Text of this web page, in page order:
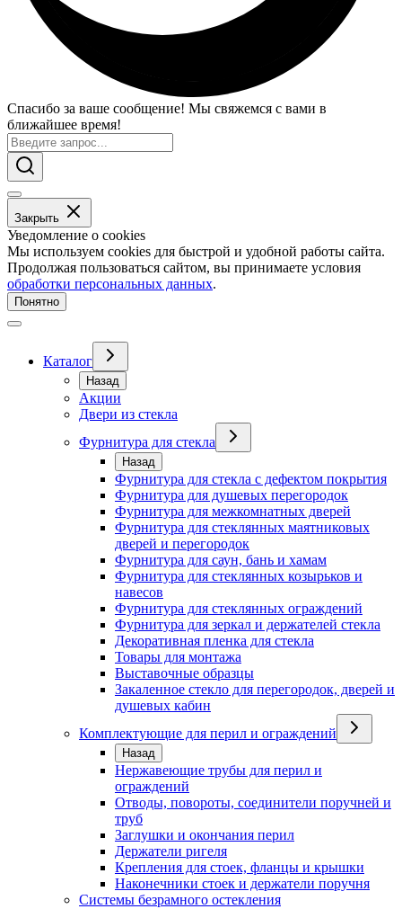
Спасибо за ваше сообщение! Мы свяжемся с вами в
ближайшее время!
Закрыть
Уведомление о cookies
Мы используем cookies для быстрой и удобной работы сайта.
Продолжая пользоваться сайтом, вы принимаете условия
обработки персональных данных.
Понятно
Каталог
Назад
Акции
Двери из стекла
Фурнитура для стекла
Назад
Фурнитура для стекла с дефектом покрытия
Фурнитура для душевых перегородок
Фурнитура для межкомнатных дверей
Фурнитура для стеклянных маятниковых
дверей и перегородок
Фурнитура для саун, бань и хамам
Фурнитура для стеклянных козырьков и
навесов
Фурнитура для стеклянных ограждений
Фурнитура для зеркал и держателей стекла
Декоративная пленка для стекла
Товары для монтажа
Выставочные образцы
Закаленное стекло для перегородок, дверей и
душевых кабин
Комплектующие для перил и ограждений
Назад
Нержавеющие трубы для перил и
ограждений
Отводы, повороты, соединители поручней и
труб
Заглушки и окончания перил
Держатели ригеля
Крепления для стоек, фланцы и крышки
Наконечники стоек и держатели поручня
Системы безрамного остекления